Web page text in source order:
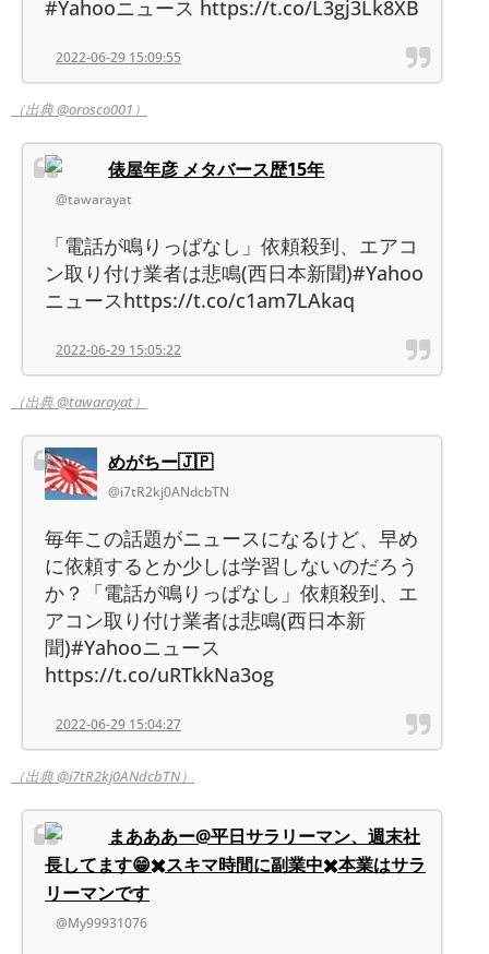
#Yahooニュース https://t.co/L3gj3Lk8XB
2022-06-29 15:09:55
（出典 @orosco001）
俵屋年彦 メタバース歴15年
@tawarayat
「電話が鳴りっぱなし」依頼殺到、エアコ
ン取り付け業者は悲鳴(西日本新聞)#Yahoo
ニュースhttps://t.co/c1am7LAkaq
2022-06-29 15:05:22
（出典 @tawarayat）
めがちー🇯🇵
@i7tR2kj0ANdcbTN
毎年この話題がニュースになるけど、早め
に依頼するとか少しは学習しないのだろう
か？「電話が鳴りっぱなし」依頼殺到、エ
アコン取り付け業者は悲鳴(西日本新
聞)#Yahooニュース
https://t.co/uRTkkNa3og
2022-06-29 15:04:27
（出典 @i7tR2kj0ANdcbTN）
まあああー@平日サラリーマン、週末社
長してます😁✖️スキマ時間に副業中✖️本業はサラ
リーマンです
@My99931076